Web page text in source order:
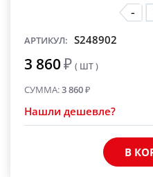
-
АРТИКУЛ: S248902
3 860₽ ( ШТ )
СУММА:3 860₽
Нашли дешевле?
В